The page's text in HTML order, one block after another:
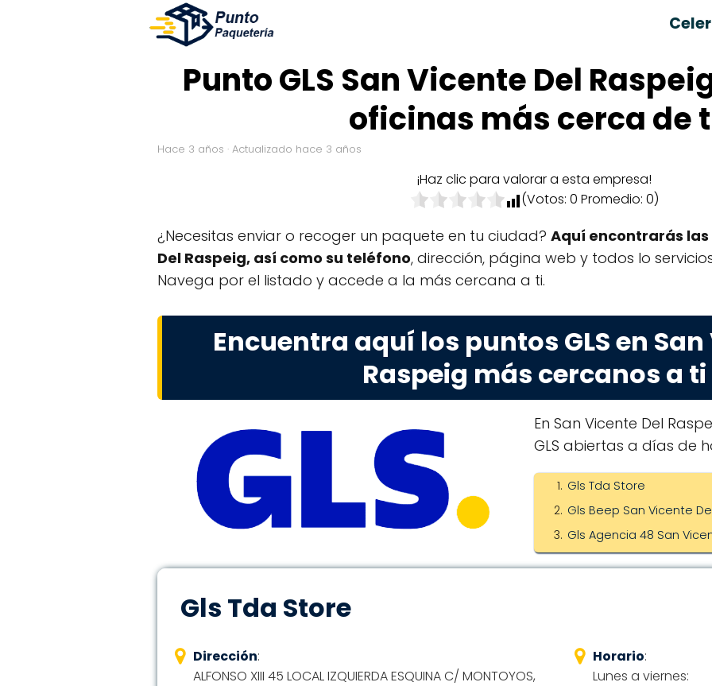
Punto GLS San Vicente Del
oficinas más cerca de
hace 3 años · Actualizado hace 3 años
¡Haz clic para valorar a esta empresa!
(Votos: 0 Promedio: 0)
¿Necesitas enviar o recoger un paquete en tu ciudad? Aquí encontrarás las
Del Raspeig, así como su teléfono, dirección, página web y todos lo
Navega por el listado y accede a la más cercana a ti.
Encuentra aquí los puntos GLS en
Raspeig más cercanos a ti
En San Vicente Del
GLS abiertas a días de
Gls Tda Store
Gls Beep San Vicente
Gls Agencia 48 San
Gls Tda Store
Dirección:
ALFONSO XIII 45 LOCAL IZQUIERDA ESQUINA C/ MONTOYOS,
Horario:
Lunes a viernes: